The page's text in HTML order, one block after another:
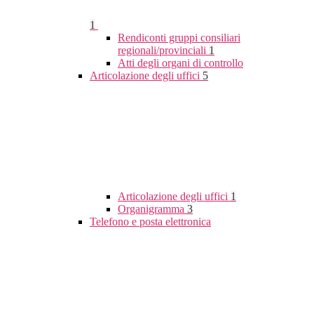
1
Rendiconti gruppi consiliari
regionali/provinciali 1
Atti degli organi di controllo
Articolazione degli uffici 5
Articolazione degli uffici 1
Organigramma 3
Telefono e posta elettronica